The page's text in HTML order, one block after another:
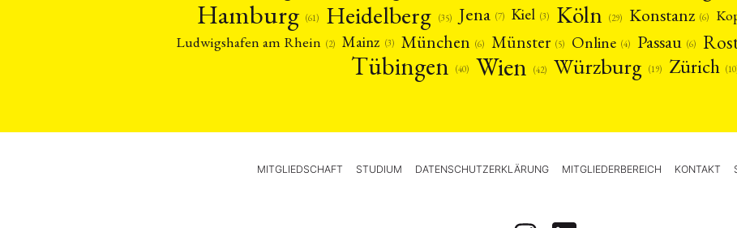
Hamburg (61) Heidelberg (35) Jena (7) Kiel (3) Köln (29) Konstanz (6)
Ludwigshafen am Rhein (2) Mainz (3) München (6) Münster (5) Online (4) Passau (6)
Tübingen (40) Wien (42) Würzburg (19) Zürich
MITGLIEDSCHAFT STUDIUM DATENSCHUTZERKLÄRUNG MITGLIEDERBEREICH KONTAKT